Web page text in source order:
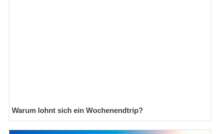
Warum lohnt sich ein Wochenendtrip?